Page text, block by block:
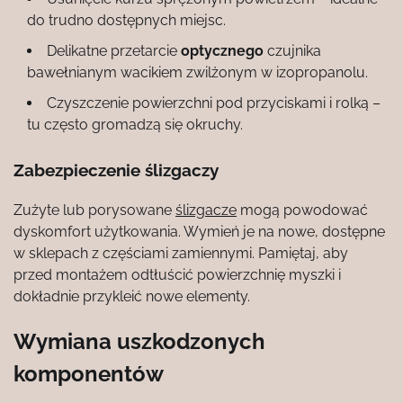
do trudno dostępnych miejsc.
Delikatne przetarcie optycznego czujnika
bawełnianym wacikiem zwilżonym w izopropanolu.
Czyszczenie powierzchni pod przyciskami i rolką –
tu często gromadzą się okruchy.
Zabezpieczenie ślizgaczy
Zużyte lub porysowane ślizgacze mogą powodować
dyskomfort użytkowania. Wymień je na nowe, dostępne
w sklepach z częściami zamiennymi. Pamiętaj, aby
przed montażem odtłuścić powierzchnię myszki i
dokładnie przykleić nowe elementy.
Wymiana uszkodzonych
komponentów